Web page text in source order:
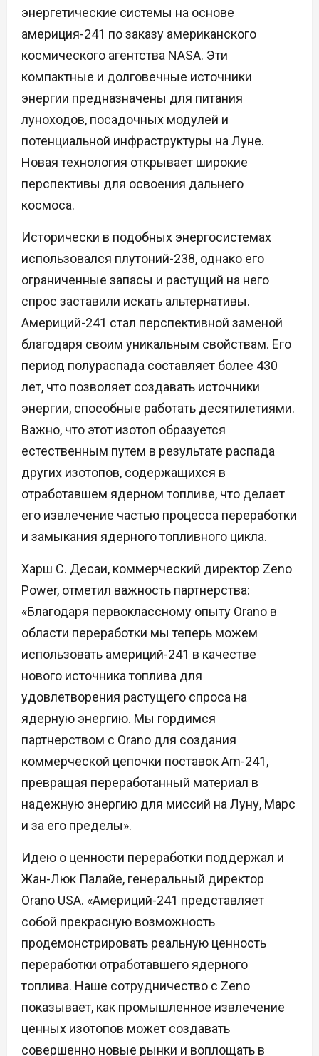
энергетические системы на основе
америция-241 по заказу американского
космического агентства NASA. Эти
компактные и долговечные источники
энергии предназначены для питания
луноходов, посадочных модулей и
потенциальной инфраструктуры на Луне.
Новая технология открывает широкие
перспективы для освоения дальнего
космоса.
Исторически в подобных энергосистемах
использовался плутоний-238, однако его
ограниченные запасы и растущий на него
спрос заставили искать альтернативы.
Америций-241 стал перспективной заменой
благодаря своим уникальным свойствам. Его
период полураспада составляет более 430
лет, что позволяет создавать источники
энергии, способные работать десятилетиями.
Важно, что этот изотоп образуется
естественным путем в результате распада
других изотопов, содержащихся в
отработавшем ядерном топливе, что делает
его извлечение частью процесса переработки
и замыкания ядерного топливного цикла.
Харш С. Десаи, коммерческий директор Zeno
Power, отметил важность партнерства:
«Благодаря первоклассному опыту Orano в
области переработки мы теперь можем
использовать америций-241 в качестве
нового источника топлива для
удовлетворения растущего спроса на
ядерную энергию. Мы гордимся
партнерством с Orano для создания
коммерческой цепочки поставок Am-241,
превращая переработанный материал в
надежную энергию для миссий на Луну, Марс
и за его пределы».
Идею о ценности переработки поддержал и
Жан-Люк Палайе, генеральный директор
Orano USA. «Америций-241 представляет
собой прекрасную возможность
продемонстрировать реальную ценность
переработки отработавшего ядерного
топлива. Наше сотрудничество с Zeno
показывает, как промышленное извлечение
ценных изотопов может создавать
совершенно новые рынки и воплощать в